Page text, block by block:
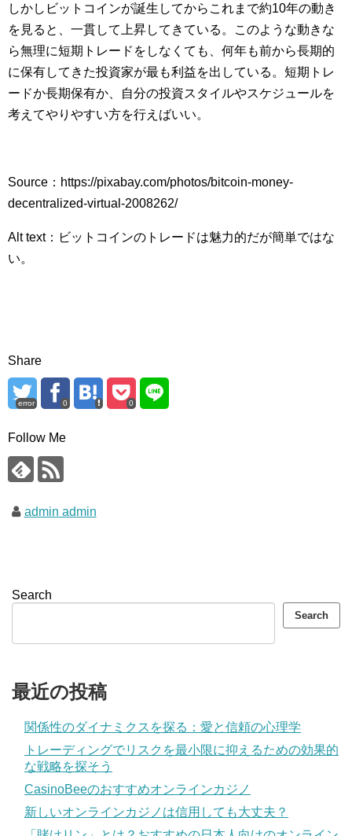
しかしビットコインが誕生してからこれまで約10年の動き
を見ると、一貫して上昇してきている。このような動きな
ら無理に短期トレードをしなくても、何年も前から長期的
に保有してきた投資家が最も利益を出している。短期トレ
ードか長期保有か、自分の投資スタイルやスケジュールを
考えてやりやすい方を行えばいい。
Source：https://pixabay.com/photos/bitcoin-money-
decentralized-virtual-2008262/
Alt text：ビットコインのトレードは魅力的だが簡単ではな
い。
Share
error 0 0
Follow Me
admin admin
Search
Search
最近の投稿
関係性のダイナミクスを探る：愛と信頼の心理学
トレーディングでリスクを最小限に抑えるための効果的
な戦略を探そう
CasinoBeeのおすすめオンラインカジノ
新しいオンラインカジノは信用しても大丈夫？